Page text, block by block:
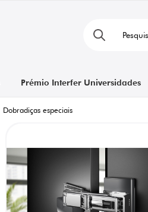
Prémio Interfer Universidades
Dobradiças especiais